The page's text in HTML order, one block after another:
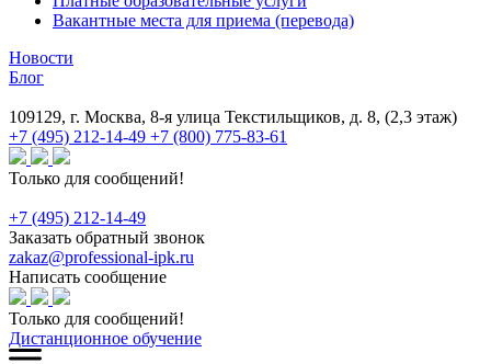
Вакантные места для приема (перевода)
Новости
Блог
109129, г. Москва, 8-я улица Текстильщиков, д. 8, (2,3 этаж)
+7 (495) 212-14-49 +7 (800) 775-83-61
Только для сообщений!
+7 (495) 212-14-49
Заказать обратный звонок
zakaz@professional-ipk.ru
Написать сообщение
Только для сообщений!
Дистанционное обучение